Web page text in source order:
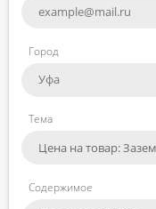
Город
Тема
Содержимое